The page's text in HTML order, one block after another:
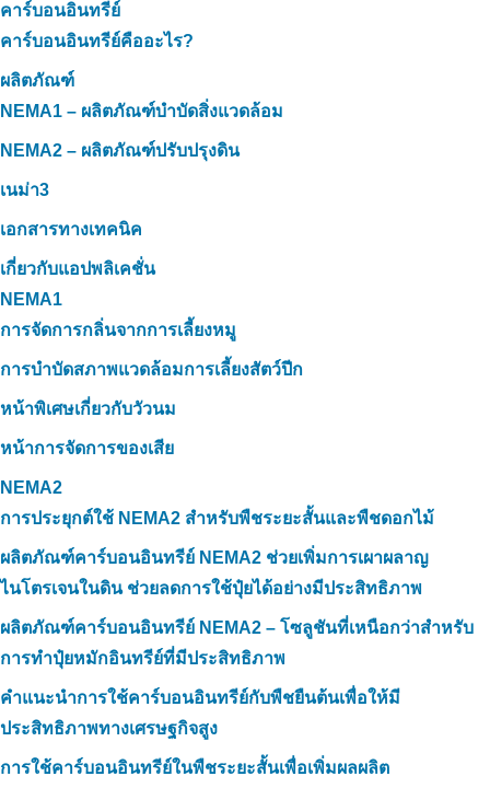
คาร์บอนอินทรีย์
คาร์บอนอินทรีย์คืออะไร?
ผลิตภัณฑ์
NEMA1 – ผลิตภัณฑ์บำบัดสิ่งแวดล้อม
NEMA2 – ผลิตภัณฑ์ปรับปรุงดิน
เนม่า3
เอกสารทางเทคนิค
เกี่ยวกับแอปพลิเคชั่น
NEMA1
การจัดการกลิ่นจากการเลี้ยงหมู
การบำบัดสภาพแวดล้อมการเลี้ยงสัตว์ปีก
หน้าพิเศษเกี่ยวกับวัวนม
หน้าการจัดการของเสีย
NEMA2
การประยุกต์ใช้ NEMA2 สำหรับพืชระยะสั้นและพืชดอกไม้
ผลิตภัณฑ์คาร์บอนอินทรีย์ NEMA2 ช่วยเพิ่มการเผาผลาญ
ไนโตรเจนในดิน ช่วยลดการใช้ปุ๋ยได้อย่างมีประสิทธิภาพ
ผลิตภัณฑ์คาร์บอนอินทรีย์ NEMA2 – โซลูชันที่เหนือกว่าสำหรับ
การทำปุ๋ยหมักอินทรีย์ที่มีประสิทธิภาพ
คำแนะนำการใช้คาร์บอนอินทรีย์กับพืชยืนต้นเพื่อให้มี
ประสิทธิภาพทางเศรษฐกิจสูง
การใช้คาร์บอนอินทรีย์ในพืชระยะสั้นเพื่อเพิ่มผลผลิต